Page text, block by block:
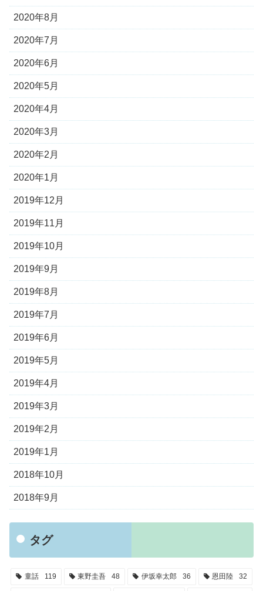
2020年8月
2020年7月
2020年6月
2020年5月
2020年4月
2020年3月
2020年2月
2020年1月
2019年12月
2019年11月
2019年10月
2019年9月
2019年8月
2019年7月
2019年6月
2019年5月
2019年4月
2019年3月
2019年2月
2019年1月
2018年10月
2018年9月
タグ
童話 119 東野圭吾 48 伊坂幸太郎 36 恩田陸 32